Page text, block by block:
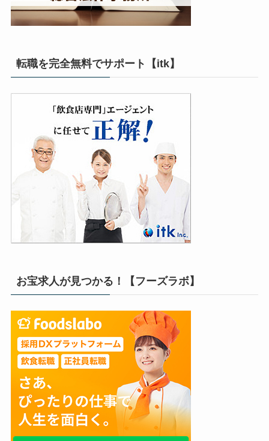
転職を完全無料でサポート【itk】
お宝求人が見つかる！【フーズラボ】